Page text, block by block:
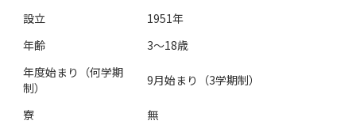
設立
1951年
年齢
3〜18歳
年度始まり（何学期
制）
9月始まり（3学期制）
寮
無